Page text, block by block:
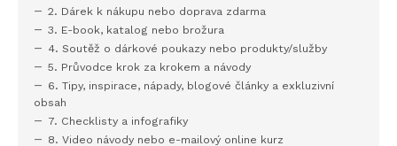
2. Dárek k nákupu nebo doprava zdarma
3. E-book, katalog nebo brožura
4. Soutěž o dárkové poukazy nebo produkty/služby
5. Průvodce krok za krokem a návody
6. Tipy, inspirace, nápady, blogové články a exkluzivní
obsah
7. Checklisty a infografiky
8. Video návody nebo e-mailový online kurz